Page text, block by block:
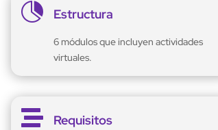
 Estructura
6 módulos que incluyen actividades
virtuales.
 Requisitos